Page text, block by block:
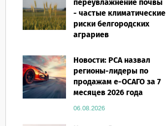
переувлажнение почвы
- частые климатические
риски белгородских
аграриев
Новости: РСА назвал
регионы-лидеры по
продажам е-ОСАГО за 7
месяцев 2026 года
06.08.2026